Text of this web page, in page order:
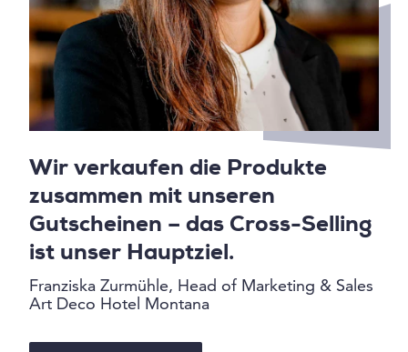
Wir verkaufen die Produkte
zusammen mit unseren
Gutscheinen – das Cross-Selling
ist unser Hauptziel.
Franziska Zurmühle, Head of Marketing & Sales
Art Deco Hotel Montana